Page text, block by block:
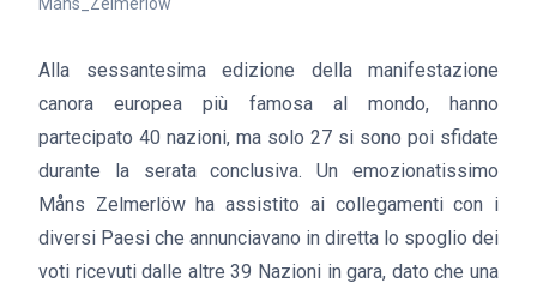
Alla sessantesima edizione della manifestazione
canora europea più famosa al mondo, hanno
partecipato 40 nazioni, ma solo 27 si sono poi sfidate
durante la serata conclusiva. Un emozionatissimo
Måns Zelmerlöw ha assistito ai collegamenti con i
diversi Paesi che annunciavano in diretta lo spoglio dei
voti ricevuti dalle altre 39 Nazioni in gara, dato che una